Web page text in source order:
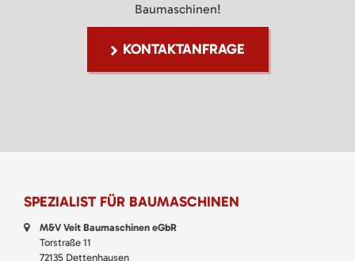
Baumaschinen!
KONTAKTANFRAGE
SPEZIALIST FÜR BAUMASCHINEN
M&V Veit Baumaschinen eGbR
Torstraße 11
72135 Dettenhausen